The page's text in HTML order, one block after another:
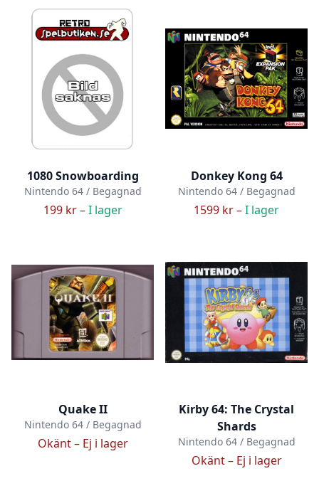
1080 Snowboarding
Nintendo 64 / Begagnad
199 kr –I lager
Donkey Kong 64
Nintendo 64 / Begagnad
1599 kr –I lager
Quake II
Nintendo 64 / Begagnad
Okänt – Ej i lager
Kirby 64: The Crystal
Shards
Nintendo 64 / Begagnad
Okänt – Ej i lager